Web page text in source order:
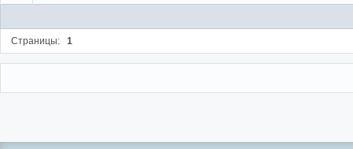
Страницы: 1